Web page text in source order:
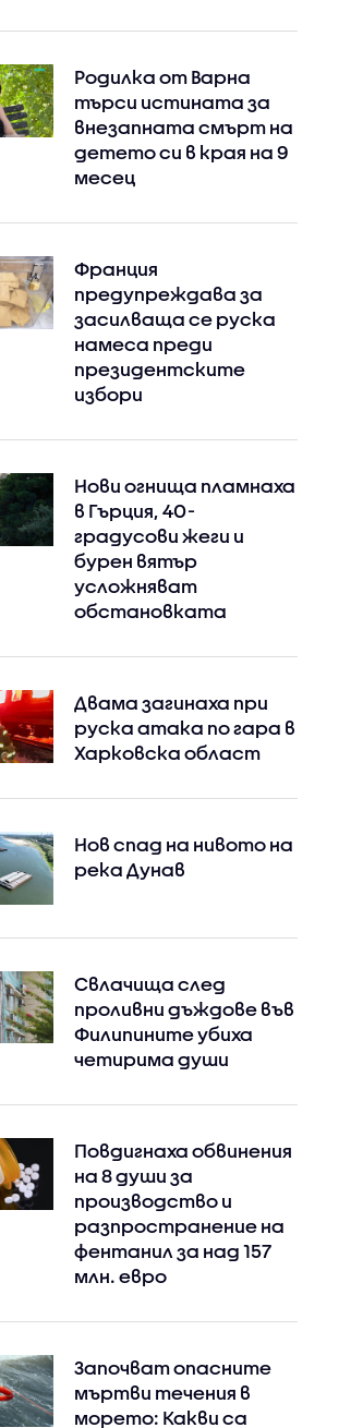
Facebook
Родилка от Варна
търси истината за
внезапната смърт на
детето си в края на 9
месец
Франция
предупреждава за
засилваща се руска
намеса преди
президентските
избори
Нови огнища пламнаха
в Гърция, 40-
градусови жеги и
бурен вятър
усложняват
обстановката
Двама загинаха при
руска атака по гара в
Харковска област
Нов спад на нивото на
река Дунав
Свлачища след
проливни дъждове във
Филипините убиха
четирима души
Повдигнаха обвинения
на 8 души за
производство и
разпространение на
фентанил за над 157
млн. евро
Започват опасните
мъртви течения в
морето: Какви са